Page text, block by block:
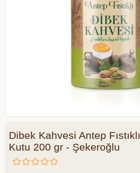
Dibek Kahvesi Antep Fıstıklı
Kutu 200 gr - Şekeroğlu